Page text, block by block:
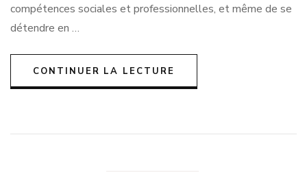
compétences sociales et professionnelles, et même de se
détendre en …
CONTINUER LA LECTURE